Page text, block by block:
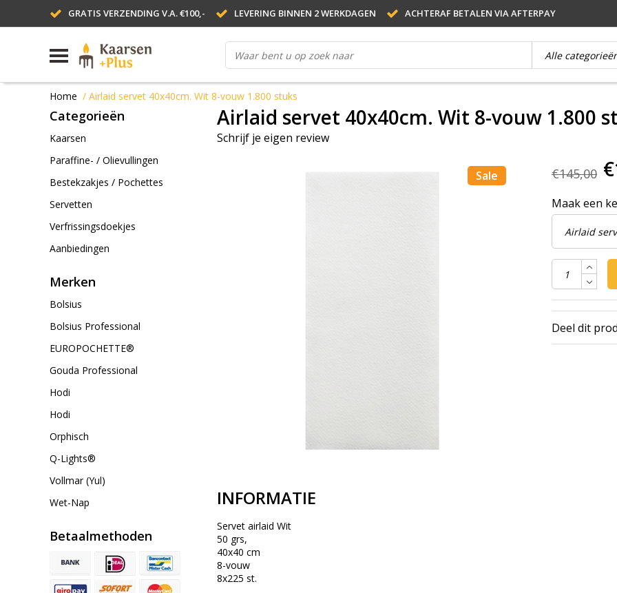
GRATIS VERZENDING V.A. €100,- LEVERING BINNEN 2 WERKDAGEN ACHTERAF BETALEN VIA AFTERPAY
Home / Airlaid servet 40x40cm. Wit 8-vouw 1.800 stuks
Categorieën
Kaarsen
Paraffine- / Olievullingen
Bestekzakjes / Pochettes
Servetten
Verfrissingsdoekjes
Aanbiedingen
Merken
Bolsius
Bolsius Professional
EUROPOCHETTE®
Gouda Professional
Hodi
Hodi
Orphisch
Q-Lights®
Vollmar (Yul)
Wet-Nap
Betaalmethoden
Airlaid servet 40x40cm. Wit 8-vouw 1.800
Schrijf je eigen review
Sale €145,00
Maak een
Deel dit
INFORMATIE
Servet airlaid Wit
50 grs,
40x40 cm
8-vouw
8x225 st.